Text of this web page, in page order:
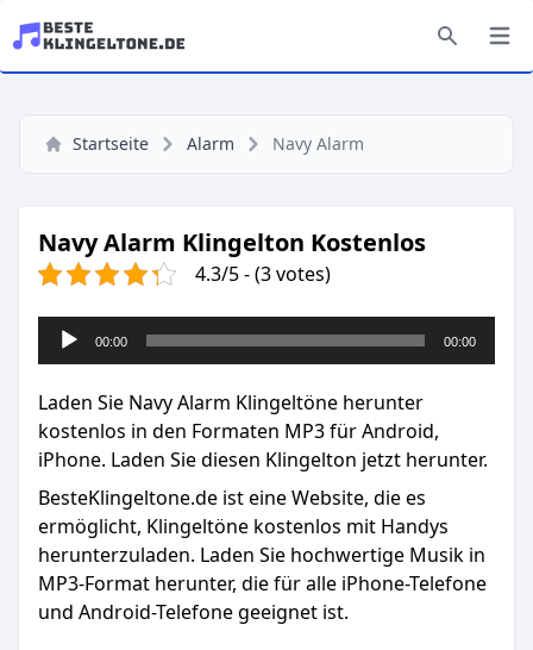
Startseite Alarm Navy Alarm
Navy Alarm Klingelton Kostenlos
4.3/5 - (3 votes)
Audio-
Player
00:00 00:00
Laden Sie Navy Alarm Klingeltöne herunter
kostenlos in den Formaten MP3 für Android,
iPhone. Laden Sie diesen Klingelton jetzt herunter.
BesteKlingeltone.de ist eine Website, die es
ermöglicht, Klingeltöne kostenlos mit Handys
herunterzuladen. Laden Sie hochwertige Musik in
MP3-Format herunter, die für alle iPhone-Telefone
und Android-Telefone geeignet ist.